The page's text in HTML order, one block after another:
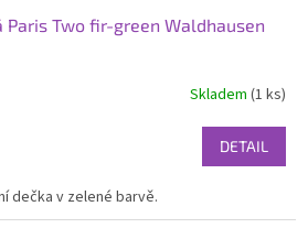
Paris Two fir-green Waldhausen
Skladem (1 ks)
DETAIL
dečka v zelené barvě.